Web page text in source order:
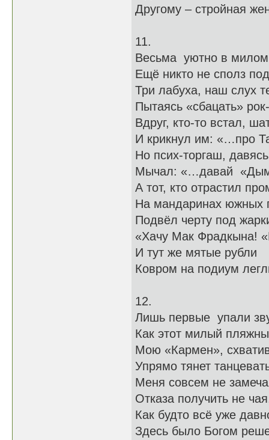
Другому – стройная
11.
Весьма уютно в
Ещё никто не сполз
Три лабуха, наш слух
Пытаясь «сбацать»
Вдруг, кто-то встал,
И крикнул им: «…про
Но псих-торгаш,
Мычал: «…давай
А тот, кто отрастил
На мандаринах южных
Подвёл черту под
«Хачу Мак Фрадкына!
И тут же мятые рубли
Ковром на подиум
12.
Лишь первые упали
Как этот милый
Мою «Кармен»,
Упрямо тянет
Меня совсем не
Отказа получить не
Как будто всё уже
Здесь было Богом